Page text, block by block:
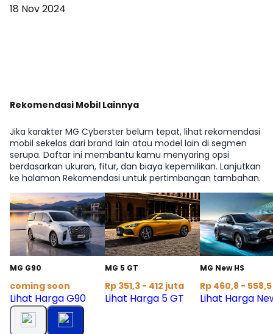
18 Nov 2024
Rekomendasi Mobil Lainnya
Jika karakter MG Cyberster belum tepat, lihat rekomendasi
mobil sekelas dari brand lain atau model lain di segmen
serupa. Daftar ini membantu kamu menyaring opsi
berdasarkan ukuran, fitur, dan biaya kepemilikan. Lanjutkan
ke halaman Rekomendasi untuk pertimbangan tambahan.
MG G90
coming soon
Lihat Harga G90
MG 5 GT
Rp 351,3 - 412 juta
Lihat Harga 5 GT
MG New HS
Rp 460,8 -
Lihat Harga